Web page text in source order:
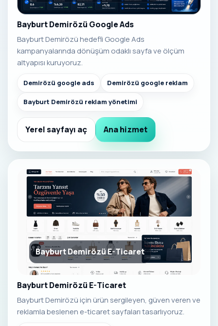
Bayburt Demirözü Google Ads
Bayburt Demirözü hedefli Google Ads
kampanyalarında dönüşüm odaklı sayfa ve ölçüm
altyapısı kuruyoruz.
Demirözü google ads Demirözü google reklam
Bayburt Demirözü reklam yönetimi
Yerel sayfayı aç Ana hizmet
Bayburt Demirözü E-Ticaret
Bayburt Demirözü E-Ticaret
Bayburt Demirözü için ürün sergileyen, güven veren ve
reklamla beslenen e-ticaret sayfaları tasarlıyoruz.